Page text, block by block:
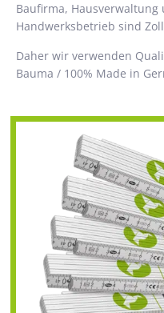
Baufirma,
Handwerksbetrieb sind
Daher wir verwenden
Bauma / 100% Made in